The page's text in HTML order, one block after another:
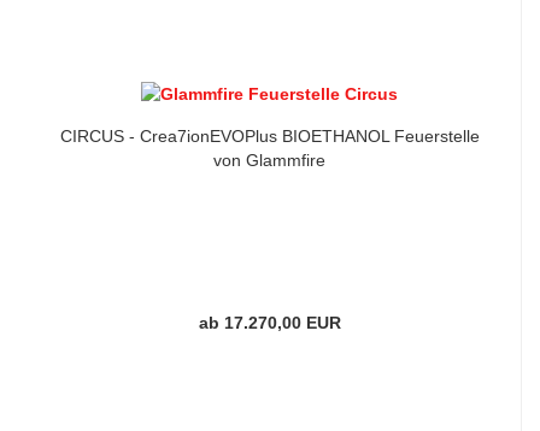
CIRCUS - Crea7ionEVOPlus BIOETHANOL Feuerstelle
von Glammfire
ab 17.270,00 EUR